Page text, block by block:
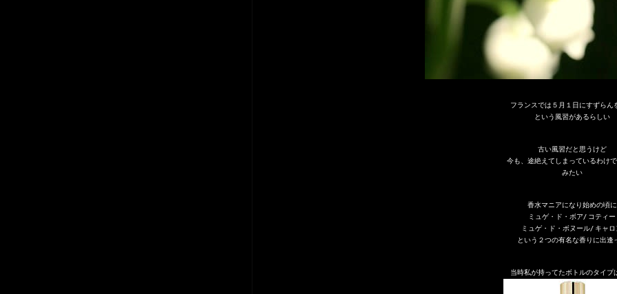
フランスでは５月１日にすずらん
という風習があるらしい
古い風習だと思うけど
今も、途絶えてしまっているわけ
みたい
香水マニアになり始めの頃に
ミュゲ・ド・ボア/ コティー
ミュゲ・ド・ボヌール/ キャロ
という２つの有名な香りに出逢
当時私が持ってたボトルのタイプ